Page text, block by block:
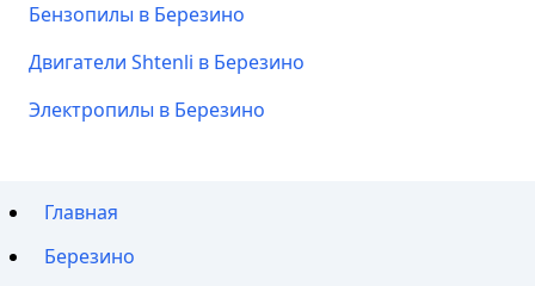
Бензопилы в Березино
Двигатели Shtenli в Березино
Электропилы в Березино
Главная
Березино